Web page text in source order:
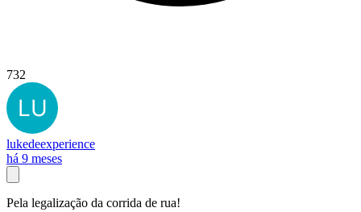
732
lukedeexperience
há 9 meses
Pela legalização da corrida de rua!